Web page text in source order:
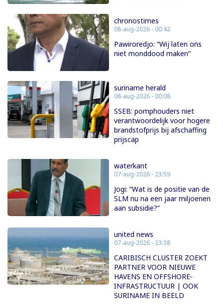
chronostimes
08-aug-2026 - 00:42
Pawiroredjo: “Wij laten ons
niet monddood maken”
suriname herald
08-aug-2026 - 00:08
SSEB: pomphouders niet
verantwoordelijk voor hogere
brandstofprijs bij afschaffing
prijscap
waterkant
07-aug-2026 - 23:59
Jogi: “Wat is de positie van de
SLM nu na een jaar miljoenen
aan subsidie?”
united news
07-aug-2026 - 23:38
CARIBISCH CLUSTER ZOEKT
PARTNER VOOR NIEUWE
HAVENS EN OFFSHORE-
INFRASTRUCTUUR | OOK
SURINAME IN BEELD